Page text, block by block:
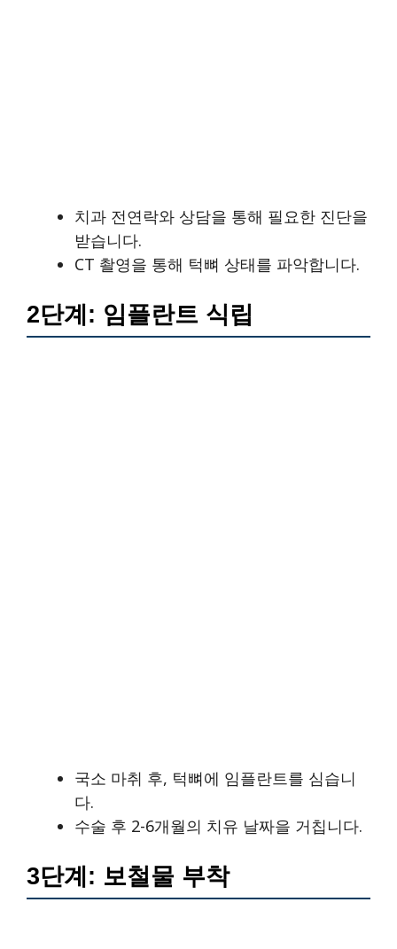
치과 전연락와 상담을 통해 필요한 진단을
받습니다.
CT 촬영을 통해 턱뼈 상태를 파악합니다.
2단계: 임플란트 식립
국소 마취 후, 턱뼈에 임플란트를 심습니
다.
수술 후 2-6개월의 치유 날짜을 거칩니다.
3단계: 보철물 부착